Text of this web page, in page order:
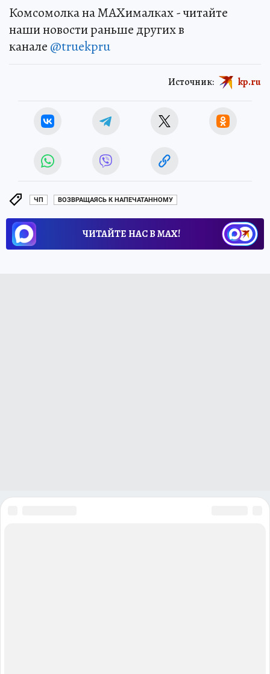
Комсомолка на MAXималках - читайте
наши новости раньше других в
канале @truekpru
Источник: kp.ru
ЧП ВОЗВРАЩАЯСЬ К НАПЕЧАТАННОМУ
ЧИТАЙТЕ НАС В МАХ!